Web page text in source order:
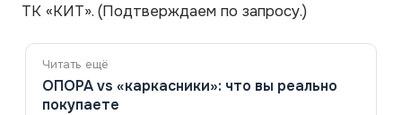
ТК «КИТ». (Подтверждаем по запросу.)
Навигация
по
записям
ОПОРА vs «каркасники»: что вы реально
покупаете